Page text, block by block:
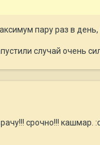
пару раз в день,
случай очень
срочно!!! кашмар.